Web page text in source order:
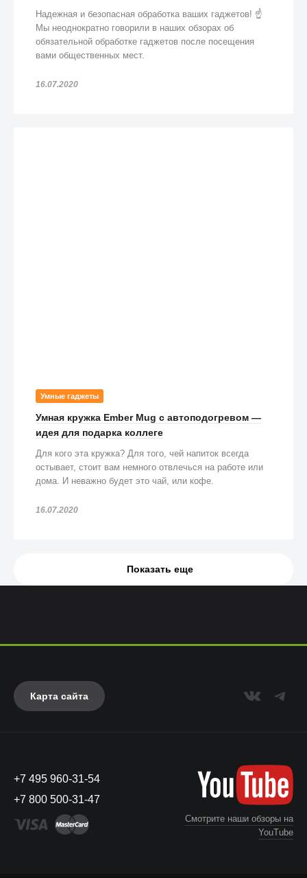
Надежная и безопасная обработка ваших гаджетов! ☝️
Мы неоднократно говорили в наших обзорах об
обязательной обработке гаджетов после посещения
вами общественных мест.
16.07.2020
Умные гаджеты
Умная кружка Ember Mug с автоподогревом —
идея для подарка коллеге
Для кого эта кружка? Для того, чей напиток всегда
остывает, стоит вам немного отвлечься на работе или
дома. И неважно будет это чай, или кофе.
16.07.2020
Показать еще
Карта сайта
+7 495 960-31-54
+7 800 500-31-47
Смотрите наши обзоры на
YouTube